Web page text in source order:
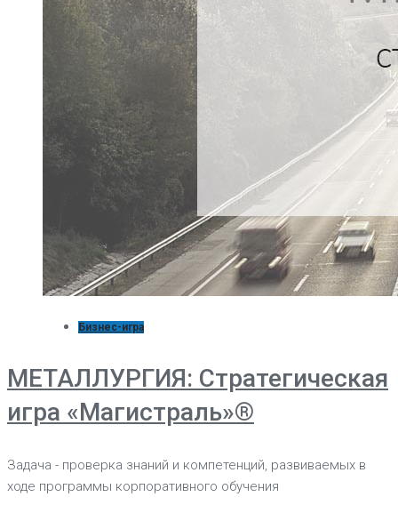
Бизнес-игра
МЕТАЛЛУРГИЯ: Стратегическая
игра «Магистраль»®
Задача - проверка знаний и компетенций, развиваемых в
ходе программы корпоративного обучения